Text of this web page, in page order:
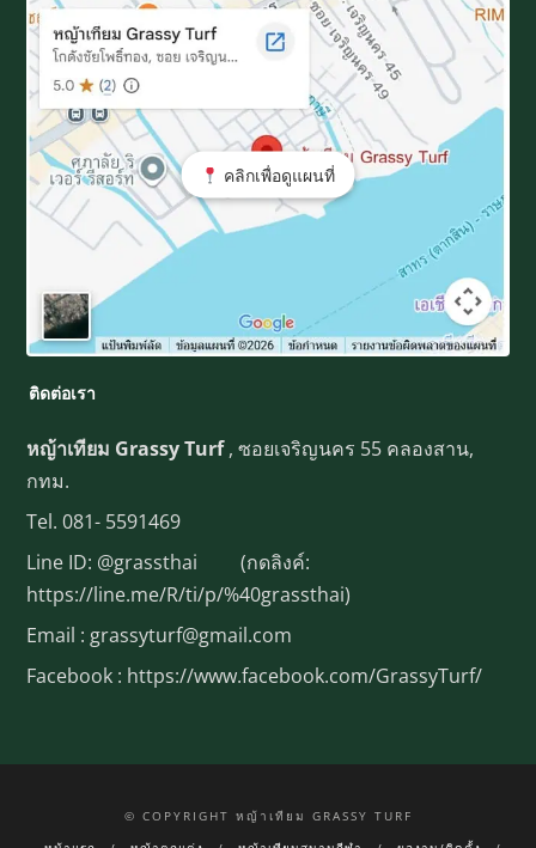
คลิกเพื่อดูแผนที่
ติดต่อเรา
หญ้าเทียม Grassy Turf, ซอยเจริญนคร 55 คลองสาน,
กทม.
Tel.081- 5591469
Line ID: @grassthai
(กดลิงค์:
https://line.me/R/ti/p/%40grassthai)
Email : grassyturf@gmail.com
Facebook : https://www.facebook.com/GrassyTurf/
© COPYRIGHT หญ้าเทียม GRASSY TURF